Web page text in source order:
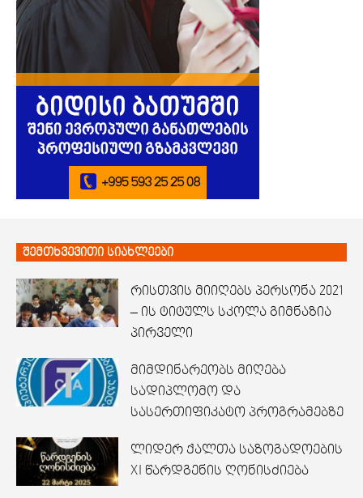
შემთხვევითი სიახლეები
რისთვის მიიღებს პერსონა 2021
– ის ტიტულს სკოლა გიმნაზია
პირველი
მიმდინარეობს მიღება
სადიპლომო და
სასერთიფიკატო პროგრამებზე
ლიდერ ქალთა საზოგადოების
XI წარდგენის ღონისძიება